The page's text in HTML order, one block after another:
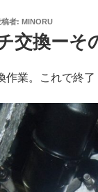
稿者: MINORU
交換ー
作業。これで終了